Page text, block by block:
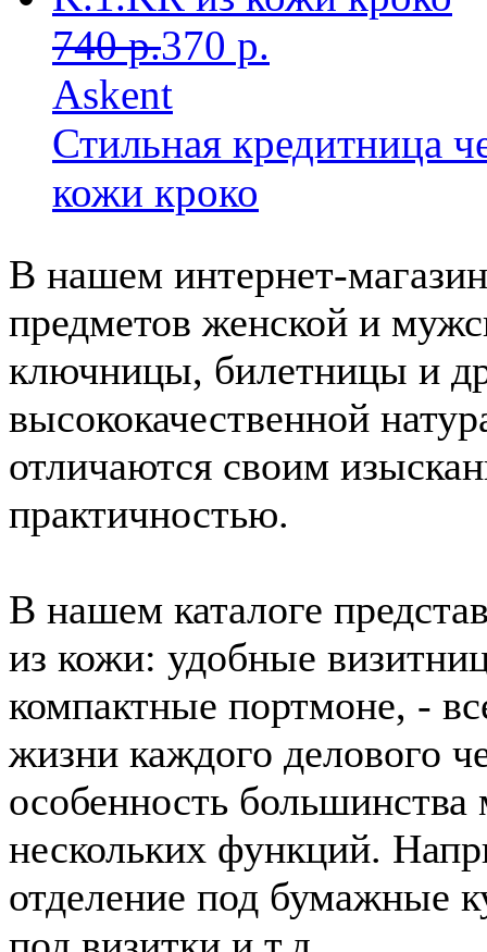
740 р.370 р.
Askent
Стильная кредитница
кожи кроко
В нашем интернет-
предметов женской и
ключницы, билетницы и
высококачественной
отличаются своим
практичностью.
В нашем каталоге
из кожи: удобные
компактные портмоне, -
жизни каждого делового
особенность
нескольких функций.
отделение под бумажные